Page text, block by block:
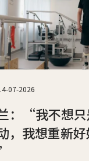
07-2026
：“我不想只
，我想重新